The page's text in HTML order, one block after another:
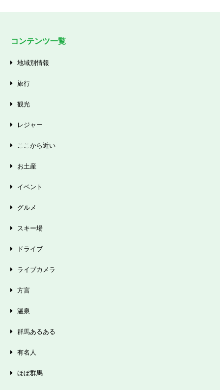
コンテンツ一覧
地域別情報
旅行
観光
レジャー
ここから近い
お土産
イベント
グルメ
スキー場
ドライブ
ライブカメラ
方言
温泉
群馬あるある
有名人
ほぼ群馬